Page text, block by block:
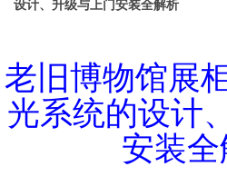
设计、升级与上门安装全解析
老旧博物馆展
光系统的设计
安装